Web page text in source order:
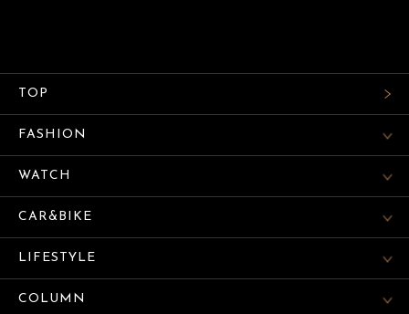
TOP
FASHION
WATCH
CAR&BIKE
LIFESTYLE
COLUMN